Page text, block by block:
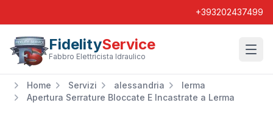
+393202437499
FidelityService
Fabbro Elettricista Idraulico
Home Servizi alessandria
lerma
Apertura Serrature Bloccate E Incastrate a Lerma